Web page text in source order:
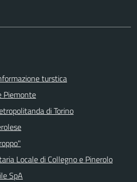
turstica
Piemonte
di Torino
Locale di Collegno e Pinerolo
SpA